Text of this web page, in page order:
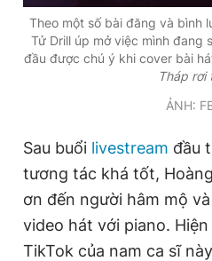
bản. Phát triển bởi ePi
Theo một số bài đăng và bình
Tử Drill úp mở việc mình đang
đầu được chú ý khi cover bài
Tháp rơi
ẢNH:
Sau buổi livestream đầu
tương tác khá tốt,
ơn đến người hâm mộ
video hát với piano.
TikTok của nam ca sĩ